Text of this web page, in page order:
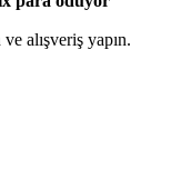
alışveriş yapın.